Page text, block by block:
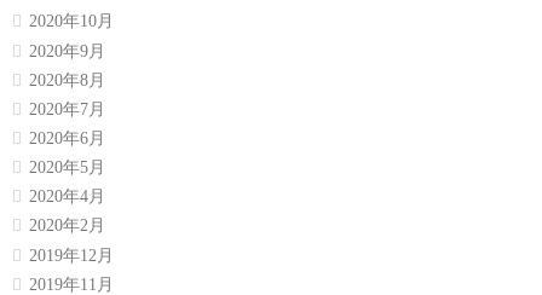
2020年10月
2020年9月
2020年8月
2020年7月
2020年6月
2020年5月
2020年4月
2020年2月
2019年12月
2019年11月